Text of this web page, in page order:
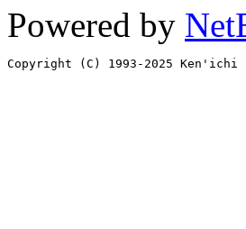
Powered by